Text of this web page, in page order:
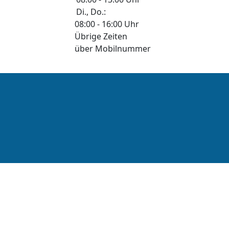
Di., Do.:
08:00 - 16:00 Uhr
Übrige Zeiten
über Mobilnummer